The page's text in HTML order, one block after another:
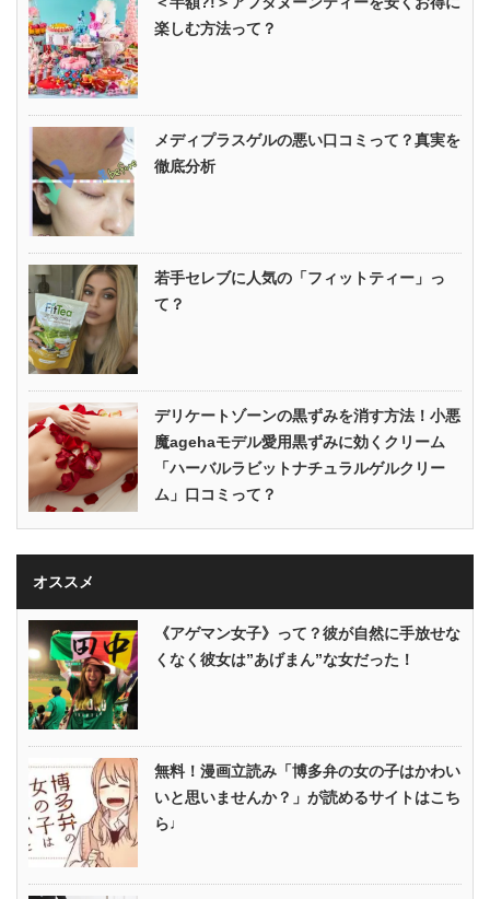
楽しむ方法って？
メディプラスゲルの悪い口コミって？真実を
徹底分析
若手セレブに人気の「フィットティー」っ
て？
デリケートゾーンの黒ずみを消す方法！小悪
魔agehaモデル愛用黒ずみに効くクリーム
「ハーバルラビットナチュラルゲルクリー
ム」口コミって？
オススメ
《アゲマン女子》って？彼が自然に手放せな
くなく彼女は”あげまん”な女だった！
無料！漫画立読み「博多弁の女の子はかわい
いと思いませんか？」が読めるサイトはこち
ら♩